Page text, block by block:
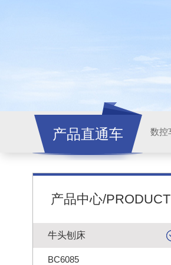
产品直通车
产品中心/PRODUCT
牛头刨床
BC6085